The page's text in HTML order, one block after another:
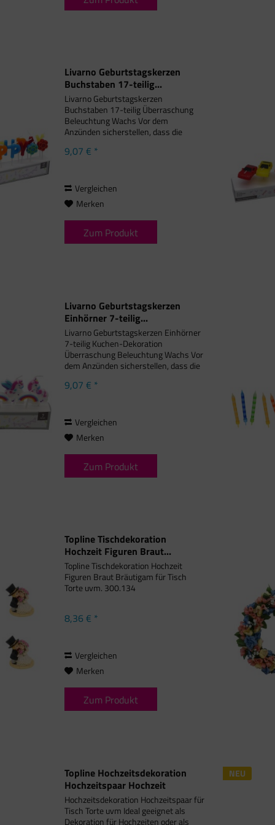
Livarno Geburtstagskerzen
Buchstaben 17-teilig...
Livarno Geburtstagskerzen
Buchstaben 17-teilig Überraschung
Beleuchtung Wachs Vor dem
Anzünden sicherstellen, dass die
Kerzen können tropfen. Kerzen und
9,07 € *
Vergleichen
Merken
Zum Produkt
Livarno Geburtstagskerzen
Einhörner 7-teilig...
Livarno Geburtstagskerzen Einhörner
7-teilig Kuchen-Dekoration
Überraschung Beleuchtung Wachs Vor
dem Anzünden sicherstellen, dass die
Kerzen können tropfen. Kerzen und
9,07 € *
Vergleichen
Merken
Zum Produkt
Topline Tischdekoration
Hochzeit Figuren Braut...
Topline Tischdekoration Hochzeit
Figuren Braut Bräutigam für Tisch
Torte uvm. 300.134
8,36 € *
Vergleichen
Merken
Zum Produkt
Topline Hochzeitsdekoration
Hochzeitspaar Hochzeit
Hochzeitsdekoration Hochzeitspaar für
Tisch Torte uvm Ideal geeignet als
Dekoration für Hochzeiten oder als
NEU